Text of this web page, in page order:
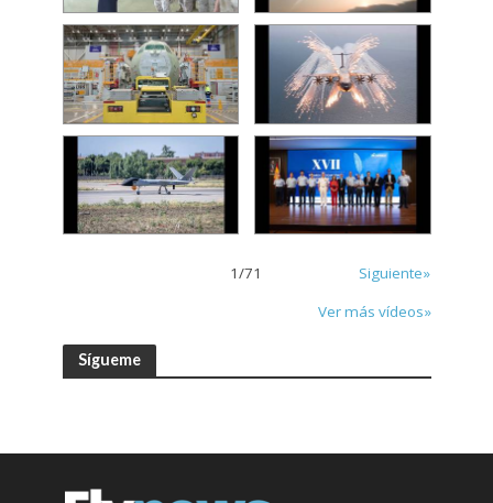
1/71
Siguiente»
Ver más vídeos»
Sígueme